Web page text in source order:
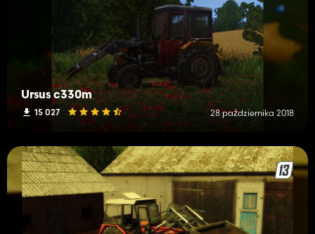
Ursus c330m
15 027 28 października 2018